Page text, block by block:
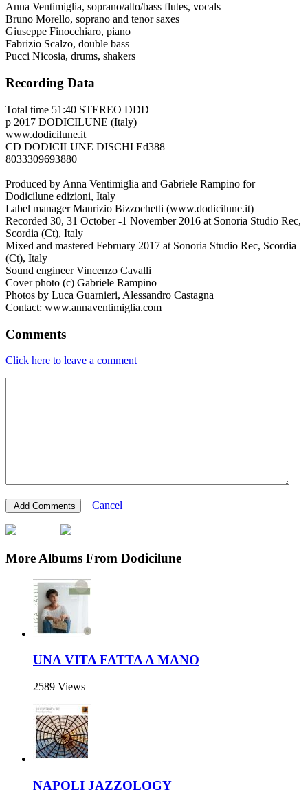
Anna Ventimiglia, soprano/alto/bass flutes, vocals
Bruno Morello, soprano and tenor saxes
Giuseppe Finocchiaro, piano
Fabrizio Scalzo, double bass
Pucci Nicosia, drums, shakers
Recording Data
Total time 51:40 STEREO DDD
p 2017 DODICILUNE (Italy)
www.dodicilune.it
CD DODICILUNE DISCHI Ed388
8033309693880
Produced by Anna Ventimiglia and Gabriele Rampino for
Dodicilune edizioni, Italy
Label manager Maurizio Bizzochetti (www.dodicilune.it)
Recorded 30, 31 October -1 November 2016 at Sonoria Studio Rec,
Scordia (Ct), Italy
Mixed and mastered February 2017 at Sonoria Studio Rec, Scordia
(Ct), Italy
Sound engineer Vincenzo Cavalli
Cover photo (c) Gabriele Rampino
Photos by Luca Guarnieri, Alessandro Castagna
Contact: www.annaventimiglia.com
Comments
Click here to leave a comment
Cancel
More Albums From Dodicilune
UNA VITA FATTA A MANO
2589 Views
NAPOLI JAZZOLOGY